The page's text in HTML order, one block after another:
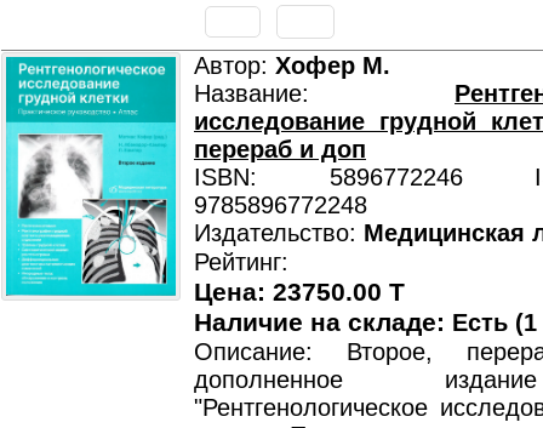
Автор: Хофер М.
Название:
исследование грудной
перераб и доп
ISBN: 5896772246
9785896772248
Издательство: Медицинская
Рейтинг:
Цена: 23750.00 T
Наличие на складе: Есть
Описание: Второе,
дополненное
"Рентгенологическое